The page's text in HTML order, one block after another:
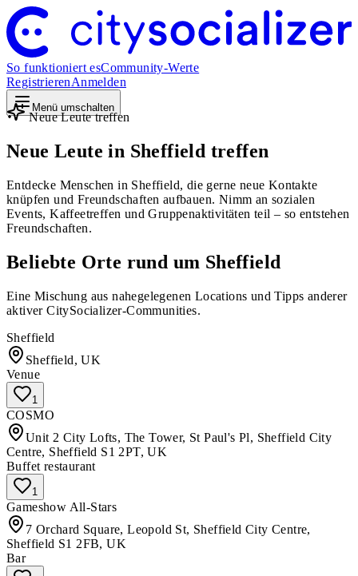
So funktioniert esCommunity-Werte
RegistrierenAnmelden
Menü umschalten
Neue Leute treffen
Neue Leute in Sheffield treffen
Entdecke Menschen in Sheffield, die gerne neue Kontakte
knüpfen und Freundschaften aufbauen. Nimm an sozialen
Events, Kaffeetreffen und Gruppenaktivitäten teil – so entstehen
Freundschaften.
Beliebte Orte rund um Sheffield
Eine Mischung aus nahegelegenen Locations und Tipps anderer
aktiver CitySocializer-Communities.
Sheffield
Sheffield, UK
Venue
1
COSMO
Unit 2 City Lofts, The Tower, St Paul's Pl, Sheffield City
Centre, Sheffield S1 2PT, UK
Buffet restaurant
1
Gameshow All-Stars
7 Orchard Square, Leopold St, Sheffield City Centre,
Sheffield S1 2FB, UK
Bar